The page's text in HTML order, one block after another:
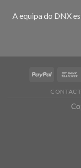
A equipa do DNX